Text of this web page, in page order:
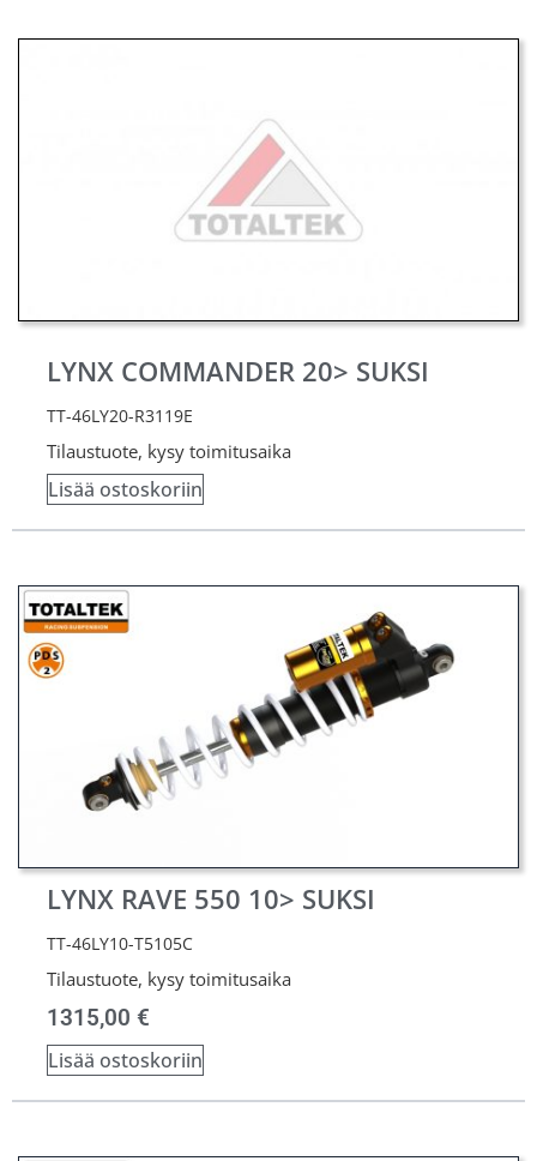
LYNX COMMANDER 20> SUKSI
TT-46LY20-R3119E
Tilaustuote, kysy toimitusaika
Lisää ostoskoriin
LYNX RAVE 550 10> SUKSI
TT-46LY10-T5105C
Tilaustuote, kysy toimitusaika
1315,00 €
Lisää ostoskoriin